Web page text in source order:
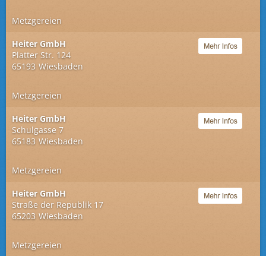
Metzgereien
Heiter GmbH
Platter Str. 124
65193 Wiesbaden
Metzgereien
Heiter GmbH
Schulgasse 7
65183 Wiesbaden
Metzgereien
Heiter GmbH
Straße der Republik 17
65203 Wiesbaden
Metzgereien